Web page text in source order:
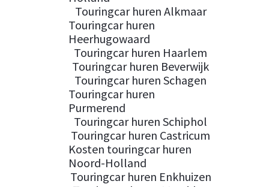
Touringcar huren Alkmaar
Touringcar huren
Heerhugowaard
Touringcar huren Haarlem
Touringcar huren Beverwijk
Touringcar huren Schagen
Touringcar huren
Purmerend
Touringcar huren Schiphol
Touringcar huren Castricum
Kosten touringcar huren
Noord-Holland
Touringcar huren Enkhuizen